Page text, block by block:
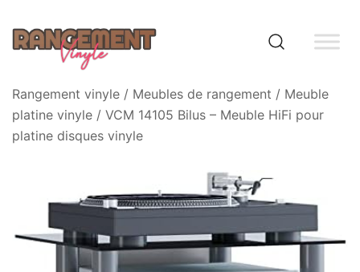
content
Rangement vinyle
Rangement vinyle / Meubles de rangement / Meuble
platine vinyle / VCM 14105 Bilus – Meuble HiFi pour
platine disques vinyle